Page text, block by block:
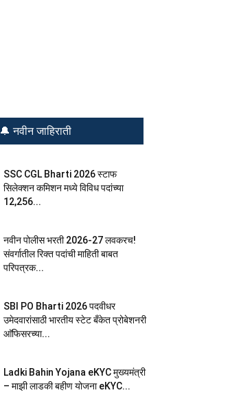
🔔 नवीन जाहिराती
SSC CGL Bharti 2026 स्टाफ
सिलेक्शन कमिशन मध्ये विविध पदांच्या
12,256...
नवीन पोलीस भरती 2026-27 लवकरच!
संवर्गातील रिक्त पदांची माहिती बाबत
परिपत्रक...
SBI PO Bharti 2026 पदवीधर
उमेदवारांसाठी भारतीय स्टेट बँकेत प्रोबेशनरी
आ‍ॅफिसरच्या...
Ladki Bahin Yojana eKYC मुख्यमंत्री
– माझी लाडकी बहीण योजना eKYC...